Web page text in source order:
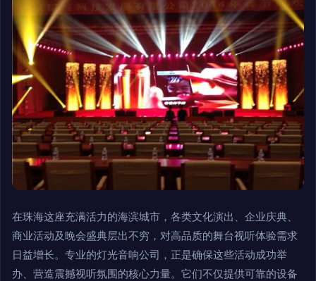
在珠海这座充满活力的海滨城市，各类文化演出、企业庆典、
商业活动及晚会盛典层出不穷，对高品质的舞台视听体验需求
日益增长。专业的灯光音响公司，正是确保这些活动成功举
办、营造震撼视听氛围的核心力量。它们不仅提供可靠的设备